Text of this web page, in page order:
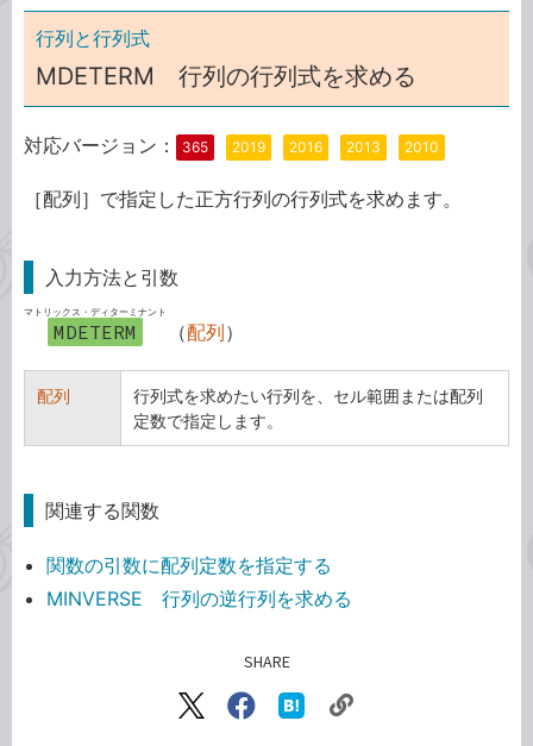
行列と行列式
MDETERM 行列の行列式を求める
対応バージョン： 365 2019 2016 2013 2010
［配列］で指定した正方行列の行列式を求めます。
入力方法と引数
MDETERM
マトリックス・ディターミナント
（配列）
配列
行列式を求めたい行列を、セル範囲または配列
定数で指定します。
関連する関数
関数の引数に配列定数を指定する
MINVERSE 行列の逆行列を求める
SHARE
X（旧
Facebook